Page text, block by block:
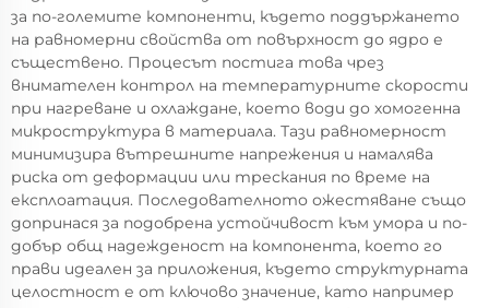
за по-големите компоненти, където поддържането
на равномерни свойства от повърхност до ядро е
съществено. Процесът постига това чрез
внимателен контрол на температурните скорости
при нагреване и охлаждане, което води до хомогенна
микроструктура в материалa. Тази равномерност
минимизира вътрешните напрежения и намалява
риска от деформации или трескания по време на
експлоатация. Последователното ожестяване също
допринася за подобрена устойчивост към умора и по-
добър общ надежденост на компонента, което го
прави идеален за приложения, където структурната
целостност е от ключово значение, като например